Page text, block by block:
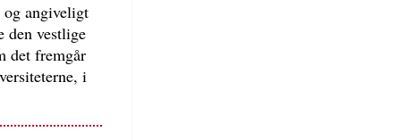
og angiveligt
den vestlige
det fremgår
i